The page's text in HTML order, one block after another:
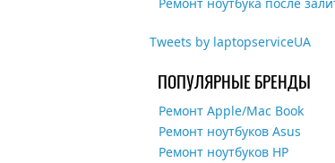
Tweets by laptopserviceUA
ПОПУЛЯРНЫЕ БРЕНДЫ
Ремонт Apple/Mac Book
Ремонт ноутбуков Asus
Ремонт ноутбуков HP